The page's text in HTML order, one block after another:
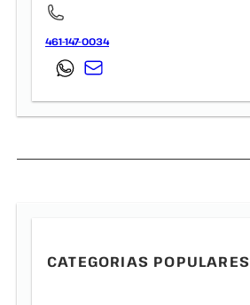
461-147-0034
CATEGORIAS POPULARES